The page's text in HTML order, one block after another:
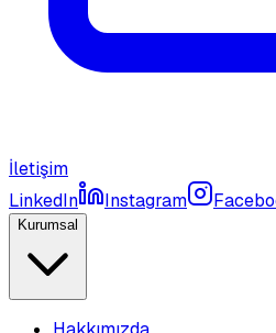
İletişim
LinkedIn
Instagram
Kurumsal